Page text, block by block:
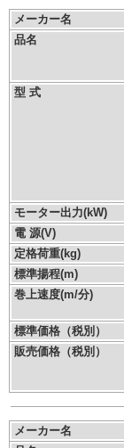
メーカー名
品名
型 式
モーター出力(kW)
電 源(V)
定格荷重(kg)
標準揚程(m)
巻上速度(m/分)
標準価格（税別）
販売価格（税別）
メーカー名